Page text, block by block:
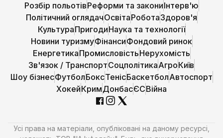
Розбір польотівРеформи та закониІнтерв'ю
Політичний оглядачОсвітаРоботаЗдоров'я
КультураПригодиНаука та технології
Новини туризмуФінансиФондовий ринок
ЕнергетикаПромисловістьНерухомість
Зв'язок / ТранспортСоцполітикаАгроКиїв
Шоу бізнесФутболБоксТенісБаскетболАвтоспорт
ХокейКримДонбасЄСВійна
Усі права на матеріали, опубліковані на даному ресурсі,